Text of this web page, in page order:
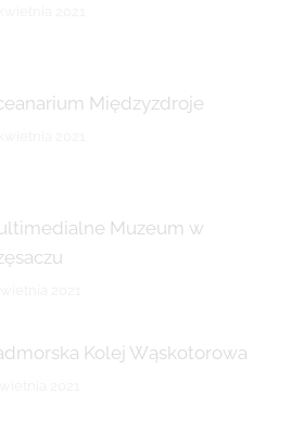
Międzyzdroje
Muzeum w
Kolej Wąskotorowa